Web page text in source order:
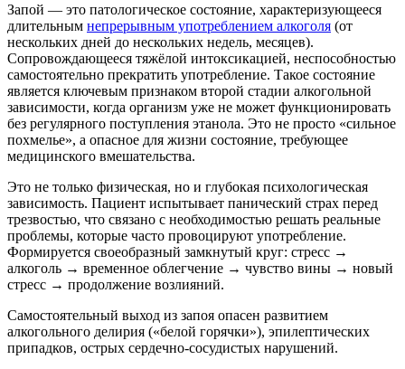
Запой — это патологическое состояние, характеризующееся
длительным непрерывным употреблением алкоголя (от
нескольких дней до нескольких недель, месяцев).
Сопровождающееся тяжёлой интоксикацией, неспособностью
самостоятельно прекратить употребление. Такое состояние
является ключевым признаком второй стадии алкогольной
зависимости, когда организм уже не может функционировать
без регулярного поступления этанола. Это не просто «сильное
похмелье», а опасное для жизни состояние, требующее
медицинского вмешательства.
Это не только физическая, но и глубокая психологическая
зависимость. Пациент испытывает панический страх перед
трезвостью, что связано с необходимостью решать реальные
проблемы, которые часто провоцируют употребление.
Формируется своеобразный замкнутый круг: стресс →
алкоголь → временное облегчение → чувство вины → новый
стресс → продолжение возлияний.
Самостоятельный выход из запоя опасен развитием
алкогольного делирия («белой горячки»), эпилептических
припадков, острых сердечно-сосудистых нарушений.